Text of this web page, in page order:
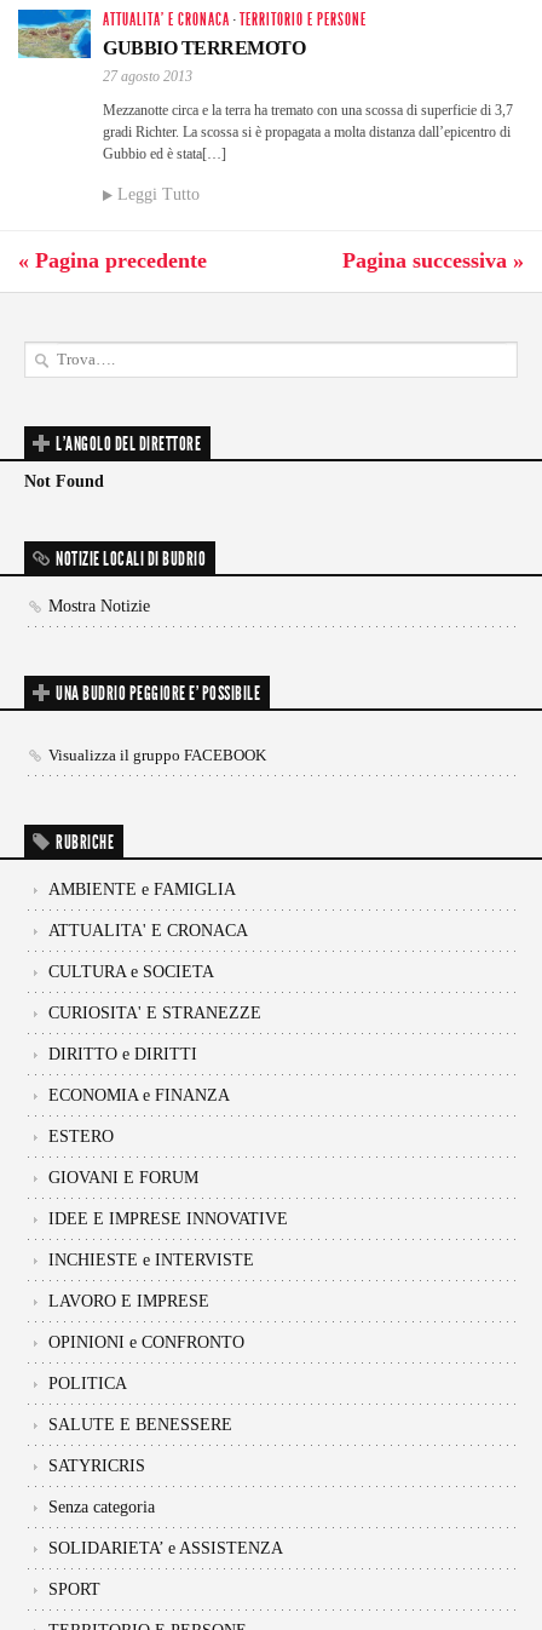
ATTUALITA' E CRONACA ·TERRITORIO E PERSONE
GUBBIO TERREMOTO
27 agosto 2013
Mezzanotte circa e la terra ha tremato con una scossa di superficie di 3,7
gradi Richter. La scossa si è propagata a molta distanza dall’epicentro di
Gubbio ed è stata[…]
Leggi Tutto
« Pagina precedente Pagina successiva »
L'ANGOLO DEL DIRETTORE
Not Found
NOTIZIE LOCALI DI BUDRIO
Mostra Notizie
UNA BUDRIO PEGGIORE E’ POSSIBILE
Visualizza il gruppo FACEBOOK
RUBRICHE
AMBIENTE e FAMIGLIA
ATTUALITA' E CRONACA
CULTURA e SOCIETA
CURIOSITA' E STRANEZZE
DIRITTO e DIRITTI
ECONOMIA e FINANZA
ESTERO
GIOVANI E FORUM
IDEE E IMPRESE INNOVATIVE
INCHIESTE e INTERVISTE
LAVORO E IMPRESE
OPINIONI e CONFRONTO
POLITICA
SALUTE E BENESSERE
SATYRICRIS
Senza categoria
SOLIDARIETA’ e ASSISTENZA
SPORT